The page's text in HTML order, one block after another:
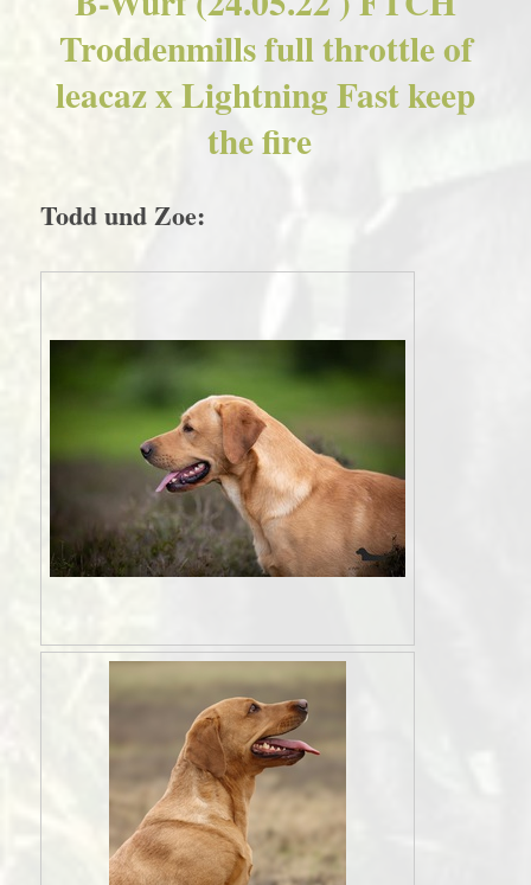
Troddenmills full throttle of
leacaz x Lightning Fast keep
the fire
Todd und Zoe: